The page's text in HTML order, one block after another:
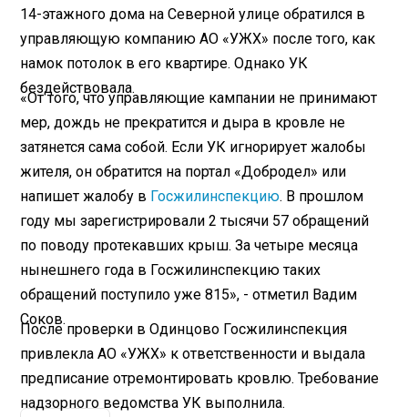
14-этажного дома на Северной улице обратился в
управляющую компанию АО «УЖХ» после того, как
намок потолок в его квартире. Однако УК
бездействовала.
«От того, что управляющие кампании не принимают
мер, дождь не прекратится и дыра в кровле не
затянется сама собой. Если УК игнорирует жалобы
жителя, он обратится на портал «Добродел» или
напишет жалобу в Госжилинспекцию. В прошлом
году мы зарегистрировали 2 тысячи 57 обращений
по поводу протекавших крыш. За четыре месяца
нынешнего года в Госжилинспекцию таких
обращений поступило уже 815», - отметил Вадим
Соков.
После проверки в Одинцово Госжилинспекция
привлекла АО «УЖХ» к ответственности и выдала
предписание отремонтировать кровлю. Требование
надзорного ведомства УК выполнила.